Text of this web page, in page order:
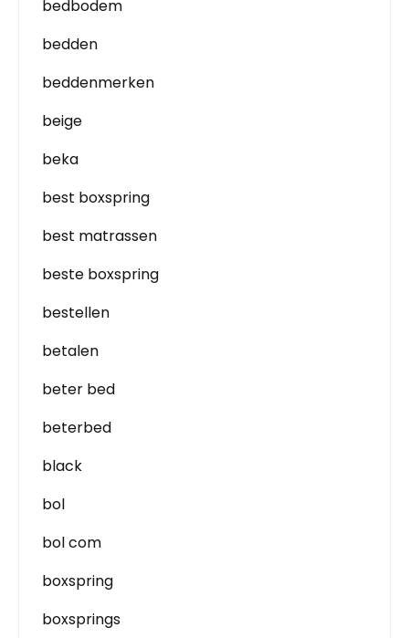
bedbodem
bedden
beddenmerken
beige
beka
best boxspring
best matrassen
beste boxspring
bestellen
betalen
beter bed
beterbed
black
bol
bol com
boxspring
boxsprings